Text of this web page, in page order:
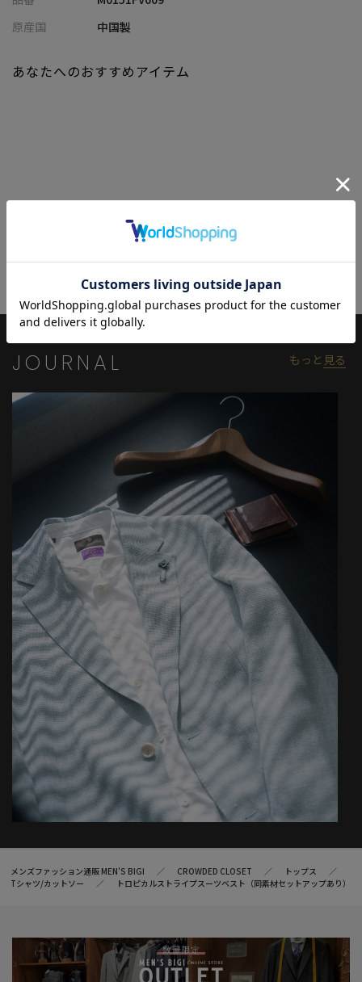
ビジネスシーン、カジュアルなスタイルまで幅広いシーンでご着
※照明・光の加減、PCやスマートフォンなどの環境により、製品
と画像のカラーの見え方が異なる場合がございます。
※画像はサンプルのため、色味やサイズ等の仕様が変更になる場
個体差が生じる場合がございます。
原産国
中国製
あなたへのおすすめアイテム
JOURNAL もっと 見る
メンズファッション通販 MEN'S BIGI CROWDED CLOSET
トップス
Tシャツ/カットソー
トロピカルストライプスーツベスト（同素材セットアップあり）